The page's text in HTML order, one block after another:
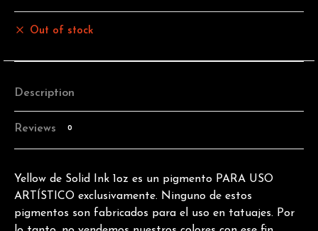
Out of stock
Description
Reviews 0
Yellow de Solid Ink 1oz es un pigmento PARA USO
ARTÍSTICO exclusivamente. Ninguno de estos
pigmentos son fabricados para el uso en tatuajes. Por